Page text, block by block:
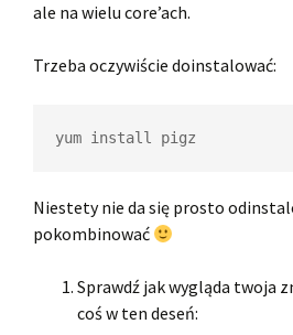
ale na wielu core’ach.
Trzeba oczywiście doinstalować:
yum install pigz
Niestety nie da się prosto
pokombinować
Sprawdź jak wygląda twoja
coś w ten deseń: